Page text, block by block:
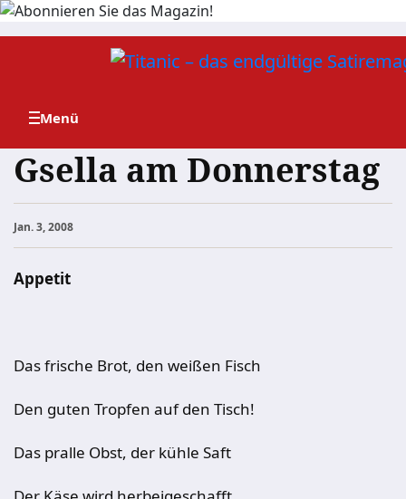
Zum
Gsella am Donnerstag
Jan. 3, 2008
Appetit
Das frische Brot, den weißen Fisch
Den guten Tropfen auf den Tisch!
Das pralle Obst, der kühle Saft